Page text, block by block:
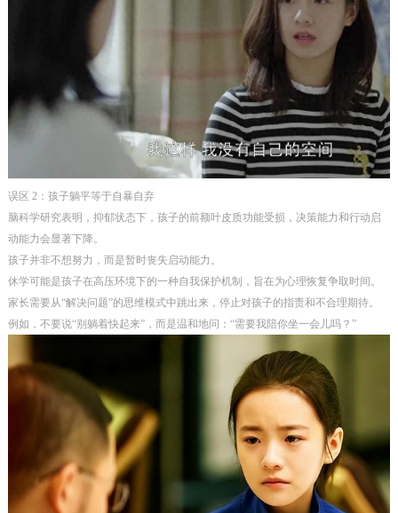
误区 2：孩子躺平等于自暴自弃
脑科学研究表明，抑郁状态下，孩子的前额叶皮质功能受损，决策能力和行动启
动能力会显著下降。
孩子并非不想努力，而是暂时丧失启动能力。
休学可能是孩子在高压环境下的一种自我保护机制，旨在为心理恢复争取时间。
家长需要从“解决问题”的思维模式中跳出来，停止对孩子的指责和不合理期待。
例如，不要说“别躺着快起来”，而是温和地问：“需要我陪你坐一会儿吗？”